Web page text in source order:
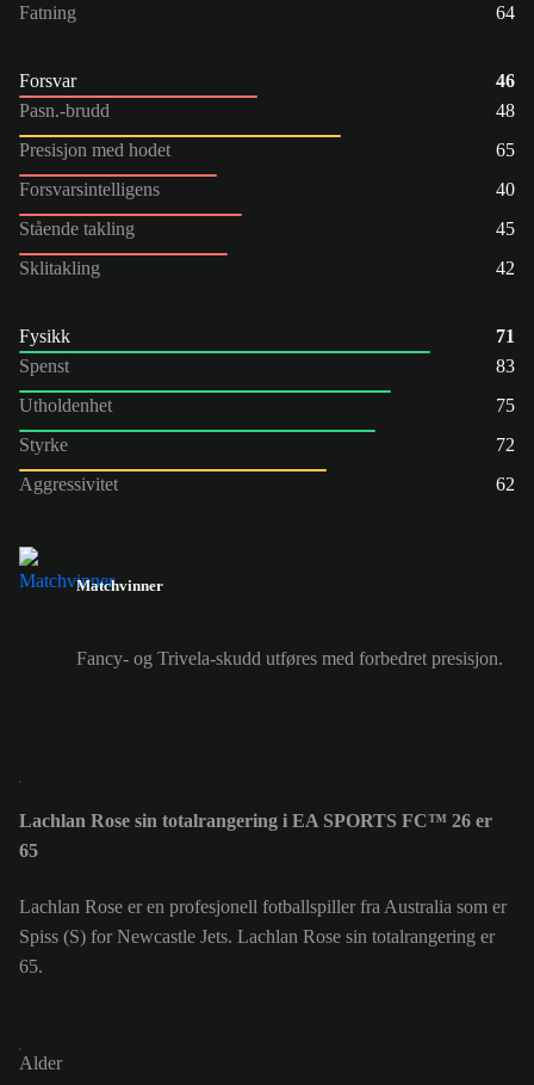
Fatning
64
Forsvar
46
Pasn.-brudd
48
Presisjon med hodet
65
Forsvarsintelligens
40
Stående takling
45
Sklitakling
42
Fysikk
71
Spenst
83
Utholdenhet
75
Styrke
72
Aggressivitet
62
Matchvinner
Fancy- og Trivela-skudd utføres med forbedret presisjon.
Lachlan Rose sin totalrangering i EA SPORTS FC™ 26 er
65
Lachlan Rose er en profesjonell fotballspiller fra Australia som er
Spiss (S) for Newcastle Jets. Lachlan Rose sin totalrangering er
65.
Alder